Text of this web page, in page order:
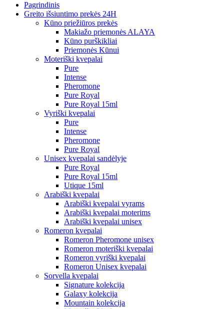
Pagrindinis
Greito išsiuntimo prekės 24H
Kūno priežiūros prekės
Makiažo priemonės ALAYA
Kūno purškikliai
Priemonės Kūnui
Moteriški kvepalai
Pure
Intense
Pheromone
Pure Royal
Pure Royal 15ml
Vyriški kvepalai
Pure
Intense
Pheromone
Pure Royal
Unisex kvepalai sandėlyje
Pure Royal
Pure Royal 15ml
Utique 15ml
Arabiški kvepalai
Arabiški kvepalai vyrams
Arabiški kvepalai moterims
Arabiški kvepalai unisex
Romeron kvepalai
Romeron Pheromone unisex
Romeron moteriški kvepalai
Romeron vyriški kvepalai
Romeron Unisex kvepalai
Sorvella kvepalai
Signature kolekcija
Galaxy kolekcija
Mountain kolekcija